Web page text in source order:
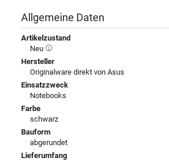
Allgemeine Daten
Artikelzustand
Neu
Hersteller
Originalware direkt von Asus
Einsatzzweck
Notebooks
Farbe
schwarz
Bauform
abgerundet
Lieferumfang